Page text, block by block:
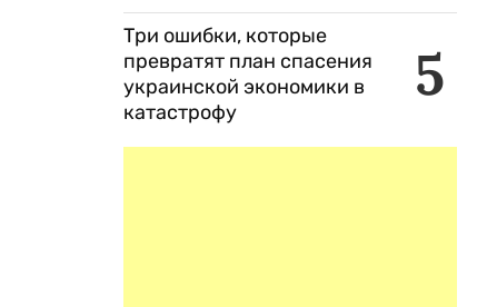
5
Три ошибки, которые
превратят план спасения
украинской экономики в
катастрофу